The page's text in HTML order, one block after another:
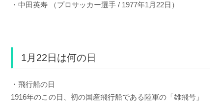
・中田英寿 （プロサッカー選手 / 1977年1月22日）
1月22日は何の日
・飛行船の日
1916年のこの日、初の国産飛行船である陸軍の「雄飛号」